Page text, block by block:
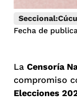
Seccional:
Fecha de
La Censoría
compromiso
Elecciones